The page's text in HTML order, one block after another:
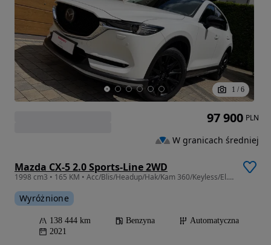
1 / 6
Mazda CX-5 2.0 Sports-Line 2WD
1998 cm3 • 165 KM • Acc/Blis/Headup/Hak/Kam 360/Keyless/El.fotel
Wyróżnione
138 444 km Benzyna
Automatyczna
2021
97 900 PLN
W granicach średniej